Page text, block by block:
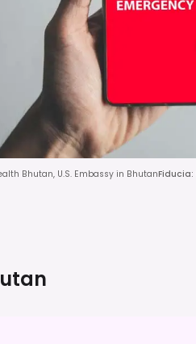
Bhutan, U.S. Embassy in BhutanFiducia: